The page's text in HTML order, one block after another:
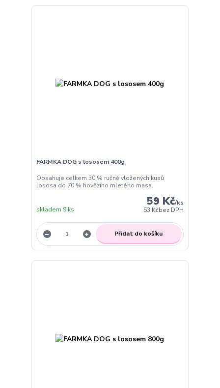
FARMKA DOG s lososem 400g
Obsahuje celkem 30 % ručně vložených kusů
lososa do 70 % hovězího mletého masa.
59 Kč/ks
53 Kčbez DPH
skladem 9 ks
Přidat do košíku